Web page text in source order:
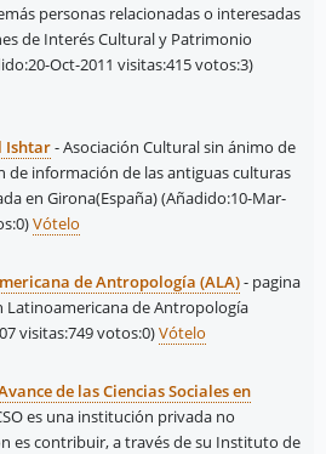
personas relacionadas o interesadas
de Interés Cultural y Patrimonio
Oct-2011 visitas:415votos:3)
Ishtar- Asociación Cultural sin ánimo de
de información de las antiguas culturas
en Girona(España)(Añadido:10-Mar-
Vótelo
de Antropología (ALA)- pagina
Latinoamericana de Antropología
visitas:749votos:0)Vótelo
de las Ciencias Sociales en
es una institución privada no
es contribuir, a través de su Instituto de